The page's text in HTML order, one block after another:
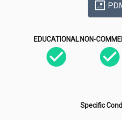
EDUCATIONAL NON-
Specific